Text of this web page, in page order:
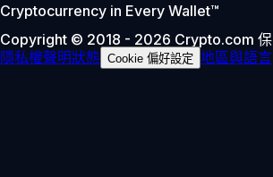
Cryptocurrency in Every Wallet™
Copyright © 2018 - 2026 Crypto.com 保
隱私權聲明狀態 Cookie 偏好設定 地區與語言